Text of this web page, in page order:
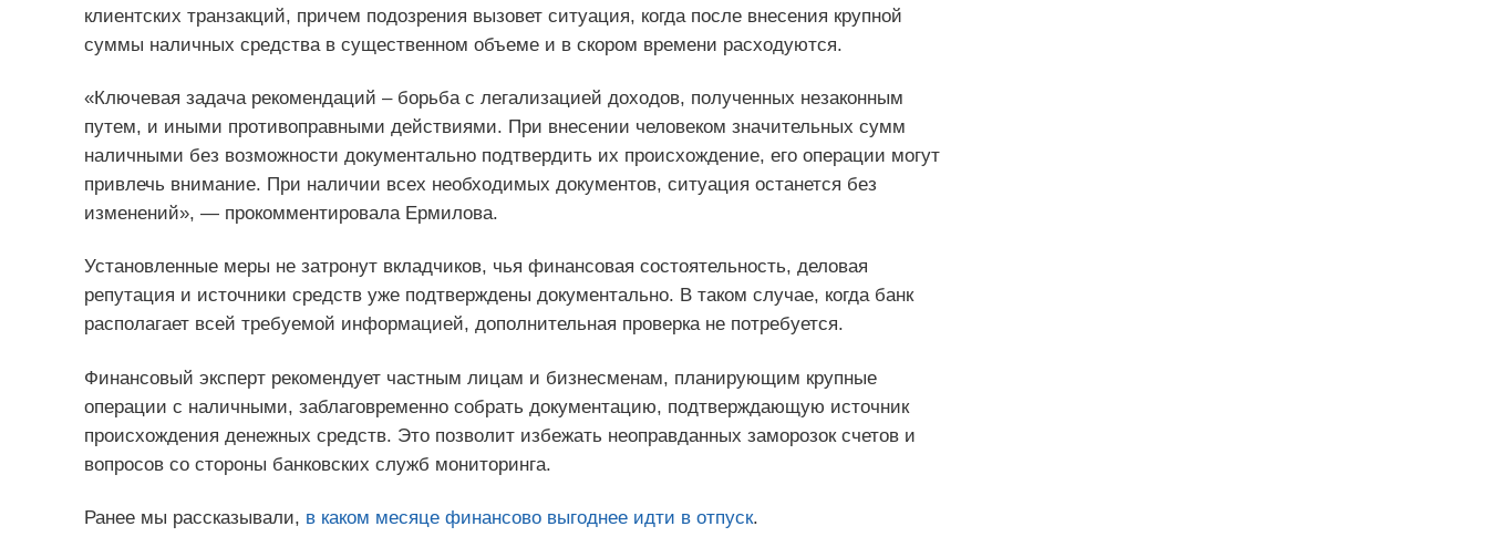
клиентских транзакций, причем подозрения вызовет ситуация, когда после внесения крупной
суммы наличных средства в существенном объеме и в скором времени расходуются.
«Ключевая задача рекомендаций – борьба с легализацией доходов, полученных незаконным
путем, и иными противоправными действиями. При внесении человеком значительных сумм
наличными без возможности документально подтвердить их происхождение, его операции могут
привлечь внимание. При наличии всех необходимых документов, ситуация останется без
изменений», — прокомментировала Ермилова.
Установленные меры не затронут вкладчиков, чья финансовая состоятельность, деловая
репутация и источники средств уже подтверждены документально. В таком случае, когда банк
располагает всей требуемой информацией, дополнительная проверка не потребуется.
Финансовый эксперт рекомендует частным лицам и бизнесменам, планирующим крупные
операции с наличными, заблаговременно собрать документацию, подтверждающую источник
происхождения денежных средств. Это позволит избежать неоправданных заморозок счетов и
вопросов со стороны банковских служб мониторинга.
Ранее мы рассказывали, в каком месяце финансово выгоднее идти в отпуск.